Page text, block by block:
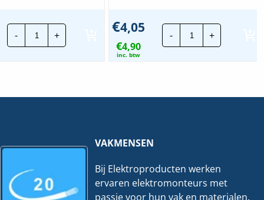
-
Busch
Jaeger
BD2000
+ €4,05
€4,90
inc. btw
-
Busch-
Jaeger
Balance
hoeveelheid
+
VAKMENSEN
Bij Elektroproducten werken
ervaren elektromonteurs met
passie voor hun vak en materialen.